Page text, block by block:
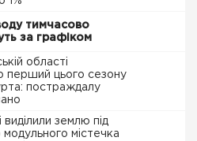
тимчасово
за графіком
області
перший цього сезону
постраждалу
землю під
модульного містечка